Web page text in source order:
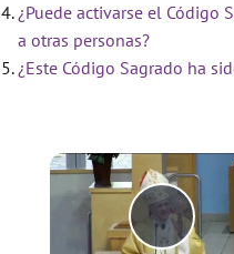
¿Puede activarse el Código
a otras personas?
¿Este Código Sagrado ha